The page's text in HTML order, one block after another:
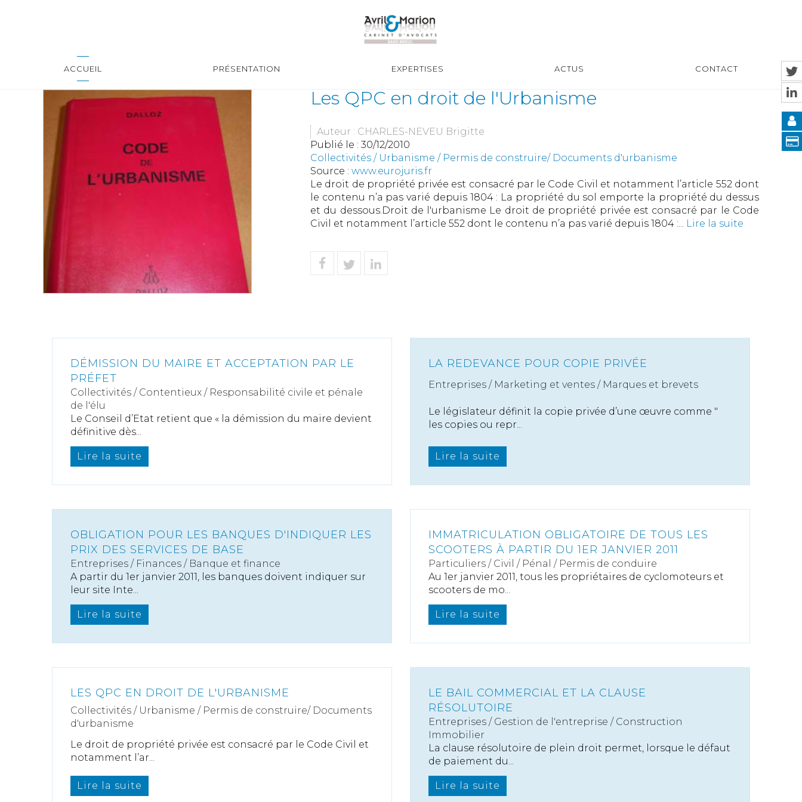
ACCUEIL PRÉSENTATION EXPERTISES ACTUS CONTACT
Les QPC en droit de l'Urbanisme
Auteur : CHARLES-NEVEU Brigitte
Publié le : 30/12/2010
Collectivités / Urbanisme / Permis de construire/ Documents d'urbanisme
Source : www.eurojuris.fr
Le droit de propriété privée est consacré par le Code Civil et notamment l’article 552 dont
le contenu n’a pas varié depuis 1804 : La propriété du sol emporte la propriété du dessus
et du dessous.Droit de l'urbanisme Le droit de propriété privée est consacré par le Code
Civil et notamment l’article 552 dont le contenu n’a pas varié depuis 1804 :... Lire la suite
DÉMISSION DU MAIRE ET ACCEPTATION PAR LE
PRÉFET
Collectivités / Contentieux / Responsabilité civile et pénale
de l'élu
Le Conseil d’Etat retient que « la démission du maire devient
définitive dès...
Lire la suite
LA REDEVANCE POUR COPIE PRIVÉE
Entreprises / Marketing et ventes / Marques et brevets
Le législateur définit la copie privée d’une œuvre comme "
les copies ou repr...
Lire la suite
OBLIGATION POUR LES BANQUES D'INDIQUER LES
PRIX DES SERVICES DE BASE
Entreprises / Finances / Banque et finance
A partir du 1er janvier 2011, les banques doivent indiquer sur
leur site Inte...
Lire la suite
IMMATRICULATION OBLIGATOIRE DE TOUS LES
SCOOTERS À PARTIR DU 1ER JANVIER 2011
Particuliers / Civil / Pénal / Permis de conduire
Au 1er janvier 2011, tous les propriétaires de cyclomoteurs et
scooters de mo...
Lire la suite
LES QPC EN DROIT DE L'URBANISME
Collectivités / Urbanisme / Permis de construire/ Documents
d'urbanisme
Le droit de propriété privée est consacré par le Code Civil et
notamment l’ar...
Lire la suite
LE BAIL COMMERCIAL ET LA CLAUSE
RÉSOLUTOIRE
Entreprises / Gestion de l'entreprise / Construction
Immobilier
La clause résolutoire de plein droit permet, lorsque le défaut
de paiement du...
Lire la suite